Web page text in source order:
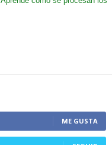
ME GUSTA